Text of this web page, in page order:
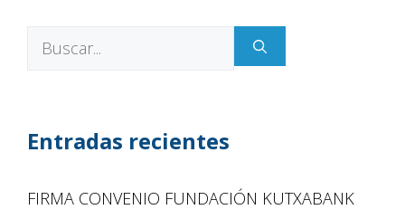
Entradas recientes
FIRMA CONVENIO FUNDACIÓN KUTXABANK